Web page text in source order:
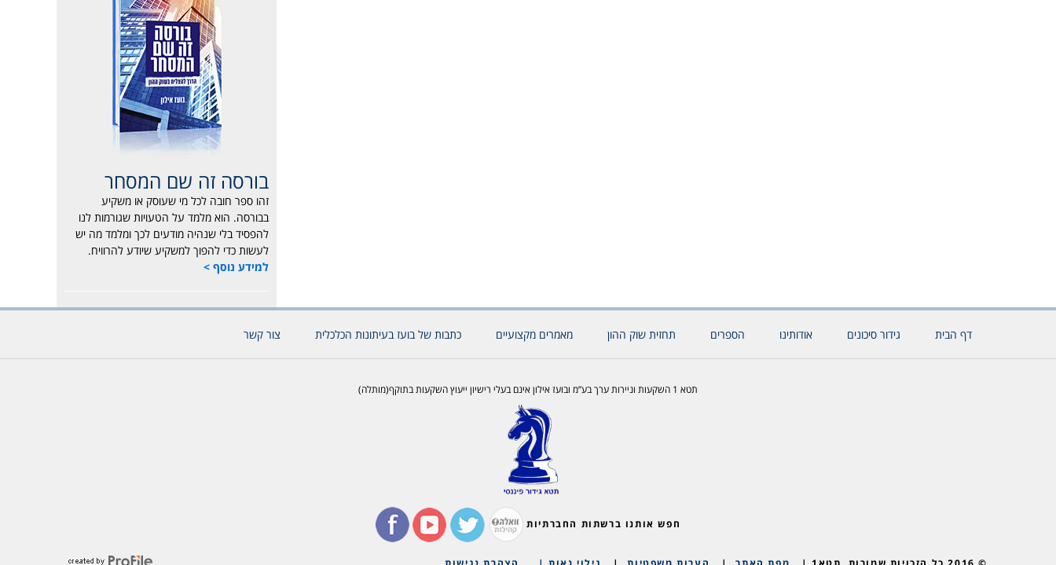
בורסה זה שם המסחר
זהו ספר חובה לכל מי שעוסק או משקיע
בבורסה. הוא מלמד על הטעויות שגורמות לנו
להפסיד בלי שנהיה מודעים לכך ומלמד מה יש
לעשות כדי להפוך למשקיע שיודע להרוויח.
למידע נוסף >
דף הבית גידור סיכונים אודותינו הספרים תחזית שוק ההון מאמרים מקצועיים כתבות של בועז בעיתונות הכלכלית צור קשר
תטא 1 השקעות וניירות ערך בע”מ ובועז אילון אינם בעלי רישיון ייעוץ השקעות בתוקף(מותלה)
חפש אותנו ברשתות החברתיות